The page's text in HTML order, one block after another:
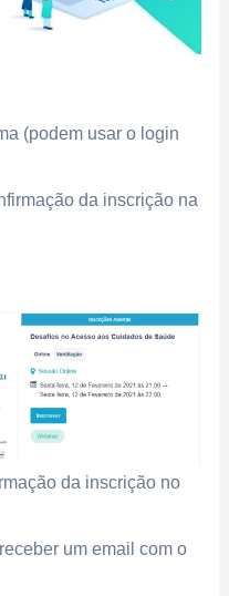
(podem usar o login
da inscrição na
da inscrição no
um email com o